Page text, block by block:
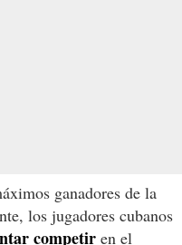
ganadores de la
los jugadores cubanos
competir en el